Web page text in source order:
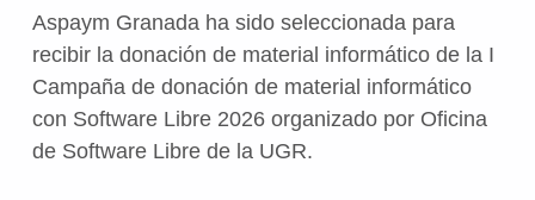
Aspaym Granada ha sido seleccionada para
recibir la donación de material informático de la I
Campaña de donación de material informático
con Software Libre 2026 organizado por Oficina
de Software Libre de la UGR.